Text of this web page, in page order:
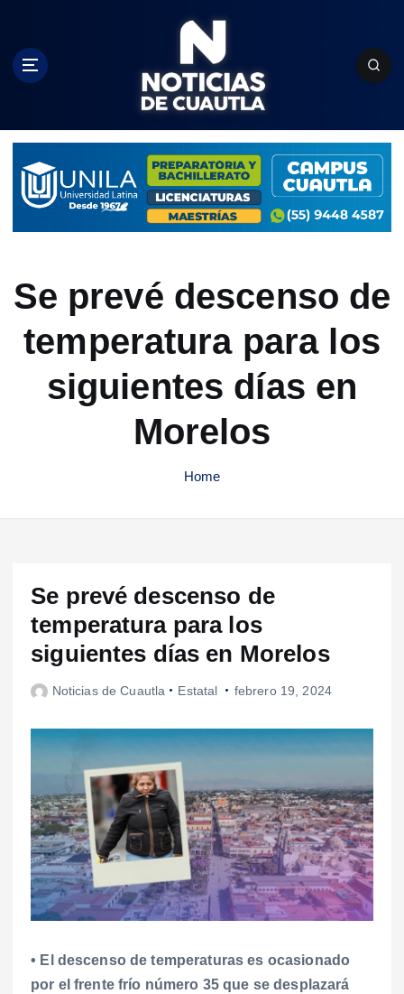
c
Se prevé descenso de
temperatura para los
siguientes días en
Morelos
Home
Se prevé descenso de
temperatura para los
siguientes días en Morelos
Noticias de Cuautla Estatal febrero 19, 2024
• El descenso de temperaturas es ocasionado
por el frente frío número 35 que se desplazará